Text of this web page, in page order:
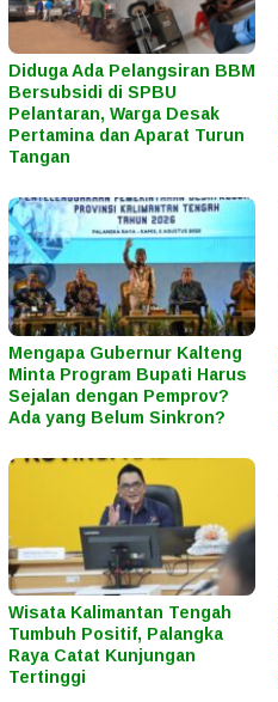
Diduga Ada Pelangsiran BBM
Bersubsidi di SPBU
Pelantaran, Warga Desak
Pertamina dan Aparat Turun
Tangan
Mengapa Gubernur Kalteng
Minta Program Bupati Harus
Sejalan dengan Pemprov?
Ada yang Belum Sinkron?
Wisata Kalimantan Tengah
Tumbuh Positif, Palangka
Raya Catat Kunjungan
Tertinggi